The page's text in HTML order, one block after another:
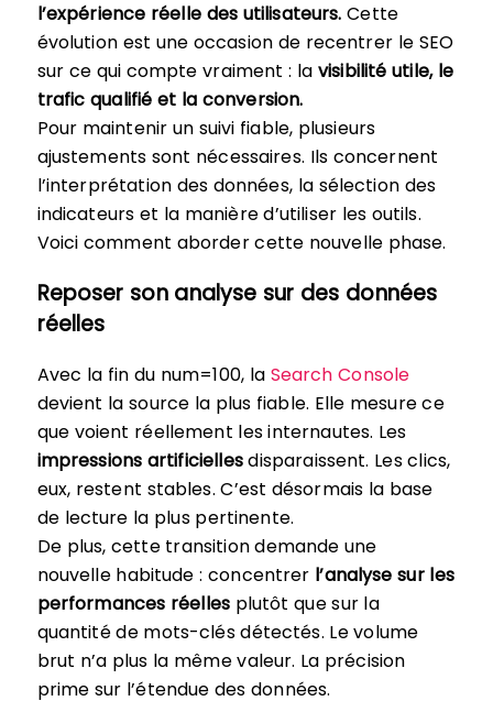
l’expérience réelle des utilisateurs. Cette
évolution est une occasion de recentrer le SEO
sur ce qui compte vraiment : la visibilité utile, le
trafic qualifié et la conversion.
Pour maintenir un suivi fiable, plusieurs
ajustements sont nécessaires. Ils concernent
l’interprétation des données, la sélection des
indicateurs et la manière d’utiliser les outils.
Voici comment aborder cette nouvelle phase.
Reposer son analyse sur des données
réelles
Avec la fin du num=100, la Search Console
devient la source la plus fiable. Elle mesure ce
que voient réellement les internautes. Les
impressions artificiellesdisparaissent. Les clics,
eux, restent stables. C’est désormais la base
de lecture la plus pertinente.
De plus, cette transition demande une
nouvelle habitude : concentrer l’analyse sur les
performances réelles plutôt que sur la
quantité de mots-clés détectés. Le volume
brut n’a plus la même valeur. La précision
prime sur l’étendue des données.